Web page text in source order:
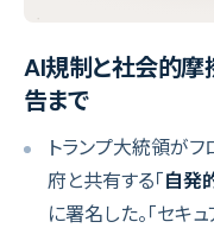
AI規制と社会的摩
告まで
トランプ大統領がフ
府と共有する「自発
に署名した。「セキ